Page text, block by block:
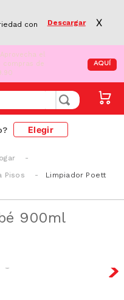
con
Descargar X
Aprovecha el
compras de
AQUÍ
Elegir
Pisos
Limpiador Poett
900ml